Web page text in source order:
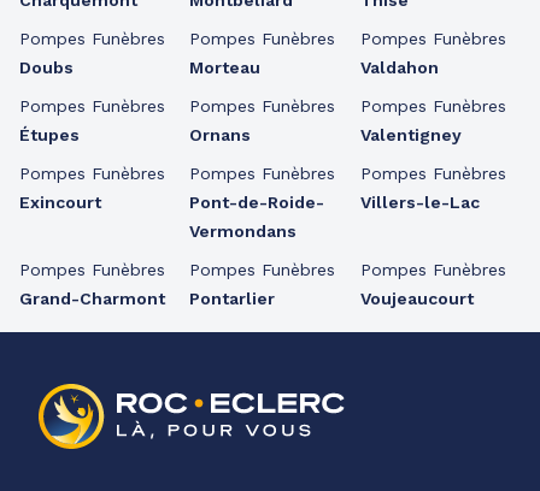
Pompes Funèbres
Doubs
Pompes Funèbres
Étupes
Pompes Funèbres
Exincourt
Pompes Funèbres
Grand-Charmont
Pompes Funèbres
Morteau
Pompes Funèbres
Ornans
Pompes Funèbres
Pont-de-Roide-
Vermondans
Pompes Funèbres
Pontarlier
Pompes Funèbres
Valdahon
Pompes Funèbres
Valentigney
Pompes Funèbres
Villers-le-Lac
Pompes Funèbres
Voujeaucourt